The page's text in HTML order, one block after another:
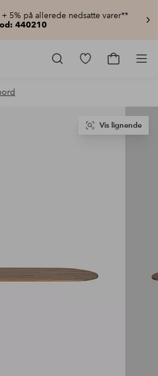
5% på allerede nedsatte varer**
440210
Gå
Gå
Vis lignende